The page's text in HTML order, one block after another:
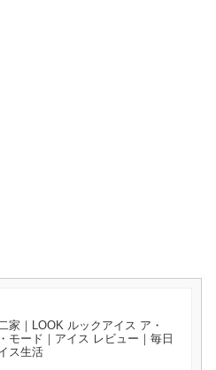
家｜LOOK ルックアイス ア・
モード｜アイス レビュー｜毎日
ス生活